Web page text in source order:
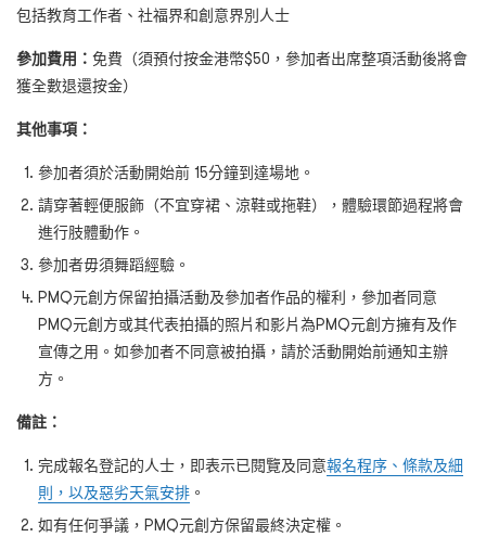
包括教育工作者、社福界和創意界別人士
參加費用： 免費（須預付按金港幣$50，參加者出席整項活動後將會
獲全數退還按金）
其他事項：
參加者須於活動開始前 15分鐘到達場地。
請穿著輕便服飾（不宜穿裙、涼鞋或拖鞋），體驗環節過程將會
進行肢體動作。
參加者毋須舞蹈經驗。
PMQ元創方保留拍攝活動及參加者作品的權利，參加者同意
PMQ元創方或其代表拍攝的照片和影片為PMQ元創方擁有及作
宣傳之用。如參加者不同意被拍攝，請於活動開始前通知主辦
方。
備註：
完成報名登記的人士，即表示已閱覽及同意報名程序、條款及細
則，以及惡劣天氣安排 。
如有任何爭議，PMQ元創方保留最終決定權。